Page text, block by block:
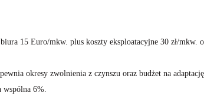
15 Euro/mkw. plus koszty eksploatacyjne 30 zł/mkw.
okresy zwolnienia z czynszu oraz budżet na
wspólna 6%.